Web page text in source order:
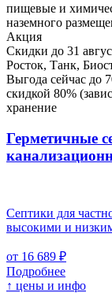
пищевые и
наземного
Акция
Скидки до 31
Росток, Танк,
Выгода сейчас до
скидкой 80%
хранение
Герметичные
Септики для
высокими и
от 16 689 ₽
Подробнее
↑ цены и инфо